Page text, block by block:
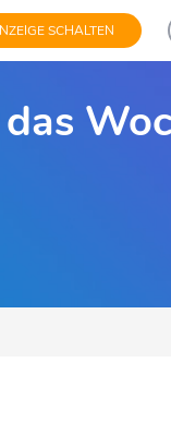
SCHALTEN